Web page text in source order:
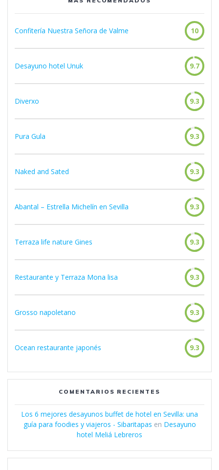
Confitería Nuestra Señora de Valme 10
Desayuno hotel Unuk 9.7
Diverxo 9.3
Pura Gula 9.3
Naked and Sated 9.3
Abantal – Estrella Michelín en Sevilla 9.3
Terraza life nature Gines 9.3
Restaurante y Terraza Mona lisa 9.3
Grosso napoletano 9.3
Ocean restaurante japonés 9.3
COMENTARIOS RECIENTES
Los 6 mejores desayunos buffet de hotel en Sevilla: una
guía para foodies y viajeros - Sibaritapas en Desayuno
hotel Meliá Lebreros